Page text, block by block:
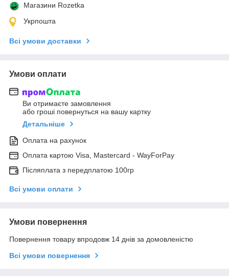
Магазини Rozetka
Укрпошта
Всі умови доставки
Умови оплати
Ви отримаєте замовлення
або гроші повернуться на вашу картку
Детальніше
Оплата на рахунок
Оплата картою Visa, Mastercard - WayForPay
Післяплата з передплатою 100гр
Всі умови оплати
Умови повернення
Повернення товару впродовж 14 днів за домовленістю
Всі умови повернення